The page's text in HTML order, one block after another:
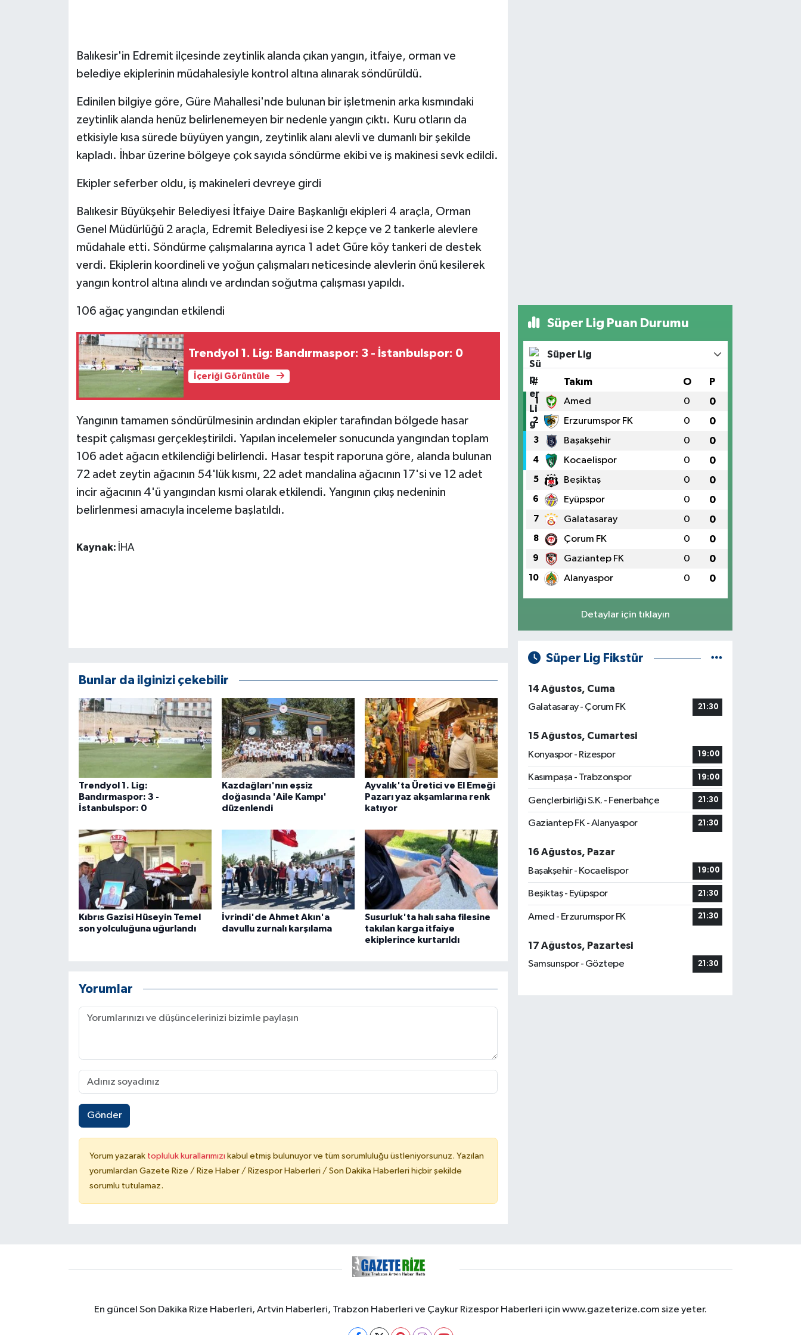
Balıkesir'in Edremit ilçesinde zeytinlik alanda çıkan yangın, itfaiye, orman ve
belediye ekiplerinin müdahalesiyle kontrol altına alınarak söndürüldü.
Edinilen bilgiye göre, Güre Mahallesi'nde bulunan bir işletmenin arka kısmındaki
zeytinlik alanda henüz belirlenemeyen bir nedenle yangın çıktı. Kuru otların da
etkisiyle kısa sürede büyüyen yangın, zeytinlik alanı alevli ve dumanlı bir şekilde
kapladı. İhbar üzerine bölgeye çok sayıda söndürme ekibi ve iş makinesi sevk edildi.
Ekipler seferber oldu, iş makineleri devreye girdi
Balıkesir Büyükşehir Belediyesi İtfaiye Daire Başkanlığı ekipleri 4 araçla, Orman
Genel Müdürlüğü 2 araçla, Edremit Belediyesi ise 2 kepçe ve 2 tankerle alevlere
müdahale etti. Söndürme çalışmalarına ayrıca 1 adet Güre köy tankeri de destek
verdi. Ekiplerin koordineli ve yoğun çalışmaları neticesinde alevlerin önü kesilerek
yangın kontrol altına alındı ve ardından soğutma çalışması yapıldı.
106 ağaç yangından etkilendi
Trendyol 1. Lig: Bandırmaspor: 3 - İstanbulspor: 0
İçeriği Görüntüle
Yangının tamamen söndürülmesinin ardından ekipler tarafından bölgede hasar
tespit çalışması gerçekleştirildi. Yapılan incelemeler sonucunda yangından toplam
106 adet ağacın etkilendiği belirlendi. Hasar tespit raporuna göre, alanda bulunan
72 adet zeytin ağacının 54'lük kısmı, 22 adet mandalina ağacının 17'si ve 12 adet
incir ağacının 4'ü yangından kısmi olarak etkilendi. Yangının çıkış nedeninin
belirlenmesi amacıyla inceleme başlatıldı.
Kaynak: İHA
Bunlar da ilginizi çekebilir
Trendyol 1. Lig:
Bandırmaspor: 3 -
İstanbulspor: 0
Kazdağları'nın eşsiz
doğasında 'Aile Kampı'
düzenlendi
Ayvalık'ta Üretici ve El Emeği
Pazarı yaz akşamlarına renk
katıyor
Kıbrıs Gazisi Hüseyin Temel
son yolculuğuna uğurlandı
İvrindi'de Ahmet Akın'a
davullu zurnalı karşılama
Susurluk'ta halı saha filesine
takılan karga itfaiye
ekiplerince kurtarıldı
Yorumlar
Gönder
Yorum yazarak topluluk kurallarımızı kabul etmiş bulunuyor ve tüm sorumluluğu üstleniyorsunuz. Yazılan
yorumlardan Gazete Rize / Rize Haber / Rizespor Haberleri / Son Dakika Haberleri hiçbir şekilde
sorumlu tutulamaz.
Süper Lig Puan Durumu
Süper Lig
# Takım O P
1 Amed 0 0
2 Erzurumspor FK 0 0
3 Başakşehir 0 0
4 Kocaelispor 0 0
5 Beşiktaş 0 0
6 Eyüpspor 0 0
7 Galatasaray 0 0
8 Çorum FK 0 0
9 Gaziantep FK 0 0
10 Alanyaspor 0 0
Detaylar için tıklayın
Süper Lig Fikstür
14 Ağustos, Cuma
Galatasaray - Çorum FK
21:30
15 Ağustos, Cumartesi
Konyaspor - Rizespor
19:00
Kasımpaşa - Trabzonspor 19:00
Gençlerbirliği S.K. - Fenerbahçe 21:30
Gaziantep FK - Alanyaspor 21:30
16 Ağustos, Pazar
Başakşehir - Kocaelispor
19:00
Beşiktaş - Eyüpspor 21:30
Amed - Erzurumspor FK 21:30
17 Ağustos, Pazartesi
Samsunspor - Göztepe
21:30
En güncel Son Dakika Rize Haberleri, Artvin Haberleri, Trabzon Haberleri ve Çaykur Rizespor Haberleri için www.gazeterize.com size yeter.
GÜNDEM
HABERDE İNSAN
İş Dünyası
Jandarma
KÜLTÜR SANAT
Otomobil
POLİTİKA
SPOR HABERLERİ
ÜLKE GÜNDEMİ